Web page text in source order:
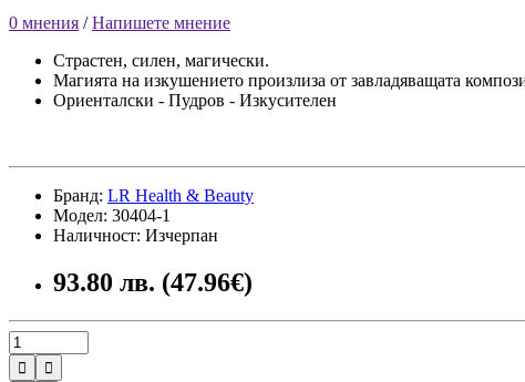
0 мнения /Напишете мнение
Страстен, силен, магически.
Магията на изкушението произлиза от завладяващата
Ориенталски - Пудров - Изкусителен
Бранд: LR Health & Beauty
Модел: 30404-1
Наличност: Изчерпан
93.80 лв. (47.96€)

